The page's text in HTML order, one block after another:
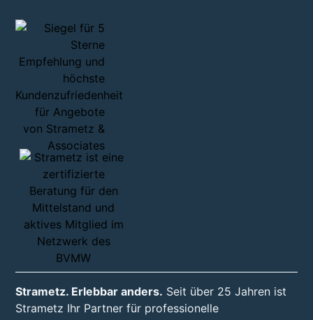
Strametz. Erlebbar anders. Seit über 25 Jahren ist
Strametz Ihr Partner für professionelle